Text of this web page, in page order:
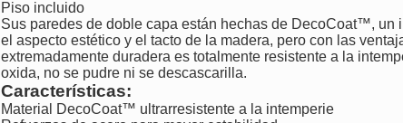
Piso incluido
Sus paredes de doble capa están hechas de DecoCoat™, un
el aspecto estético y el tacto de la madera, pero con las
extremadamente duradera es totalmente resistente a la
oxida, no se pudre ni se descascarilla.
Características:
Material DecoCoat™ ultrarresistente a la intemperie